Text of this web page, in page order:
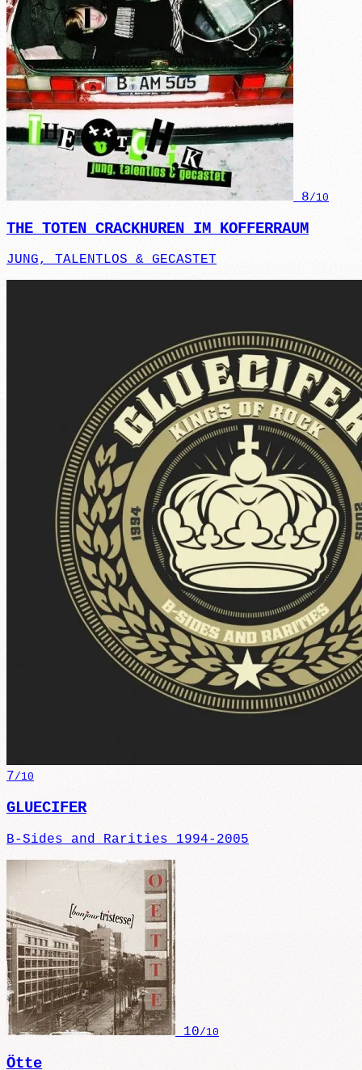
8/10
THE TOTEN CRACKHUREN IM KOFFERRAUM
JUNG, TALENTLOS & GECASTET
7/10
GLUECIFER
B-Sides and Rarities 1994-2005
10/10
Ötte